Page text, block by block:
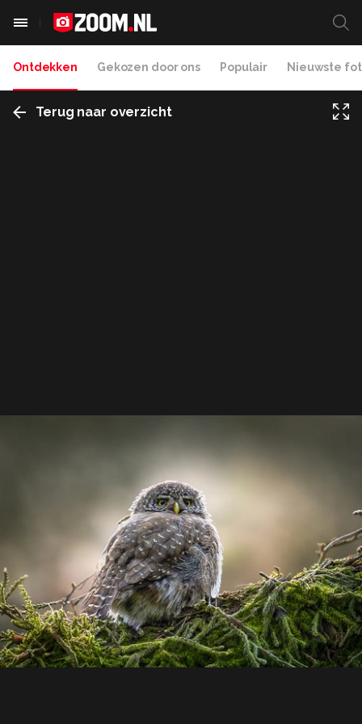
Ontdekken Gekozen door ons Populair Nieuwste
Terug naar overzicht